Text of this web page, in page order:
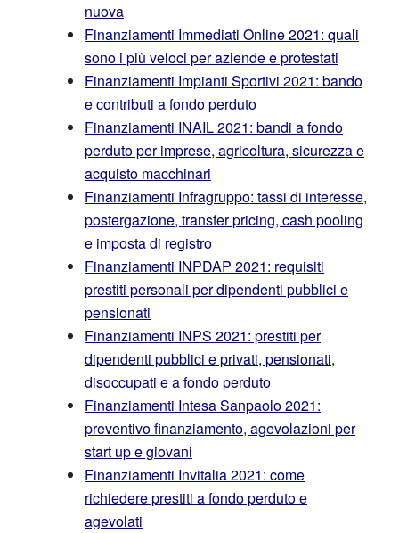
nuova
Finanziamenti Immediati Online 2021: quali
sono i più veloci per aziende e protestati
Finanziamenti Impianti Sportivi 2021: bando
e contributi a fondo perduto
Finanziamenti INAIL 2021: bandi a fondo
perduto per imprese, agricoltura, sicurezza e
acquisto macchinari
Finanziamenti Infragruppo: tassi di interesse,
postergazione, transfer pricing, cash pooling
e imposta di registro
Finanziamenti INPDAP 2021: requisiti
prestiti personali per dipendenti pubblici e
pensionati
Finanziamenti INPS 2021: prestiti per
dipendenti pubblici e privati, pensionati,
disoccupati e a fondo perduto
Finanziamenti Intesa Sanpaolo 2021:
preventivo finanziamento, agevolazioni per
start up e giovani
Finanziamenti Invitalia 2021: come
richiedere prestiti a fondo perduto e
agevolati